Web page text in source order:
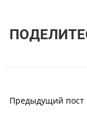
Предыдущий пост